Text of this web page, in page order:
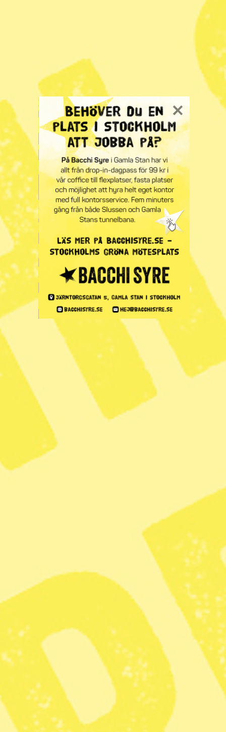
Fällande dom i första prövning av
meddelarskydd
Radar – Inrikes
Forskare: Har snålat på
äldreomsorgen länge
Radar – Morgonkollen
Efter pandemin: Fler väljer
– Morgonkollen
De äldre drabbas när Västra Göteborg
gör nedskärningar
Radar – Nyheter
Radar
L och V bjuder in till samtal om
äldrevården